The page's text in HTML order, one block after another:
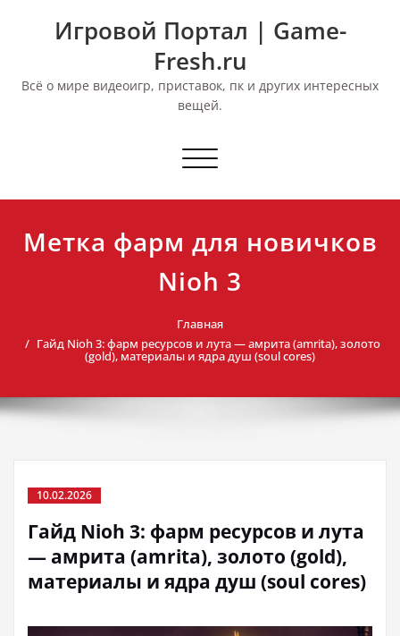
Игровой Портал | Game-
Fresh.ru
Всё о мире видеоигр, приставок, пк и других интересных
вещей.
Переключить
Метка фарм для новичков
Nioh 3
Главная
Гайд Nioh 3: фарм ресурсов и лута — амрита (amrita), золото
(gold), материалы и ядра душ (soul cores)
10.02.2026
Гайд Nioh 3: фарм ресурсов и лута
— амрита (amrita), золото (gold),
материалы и ядра душ (soul cores)